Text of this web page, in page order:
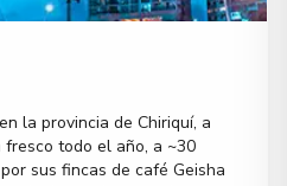
la provincia de Chiriquí, a
todo el año, a ~30
sus fincas de café Geisha